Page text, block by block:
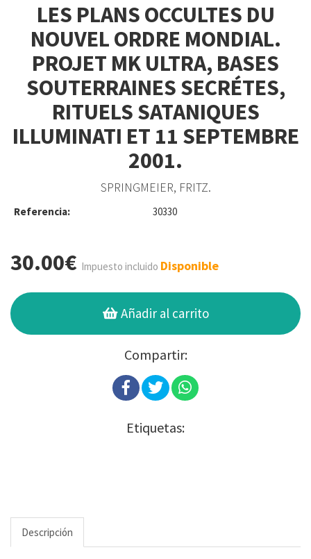
LES PLANS OCCULTES DU
NOUVEL ORDRE MONDIAL.
PROJET MK ULTRA, BASES
SOUTERRAINES SECRÉTES,
RITUELS SATANIQUES
ILLUMINATI ET 11 SEPTEMBRE
2001.
SPRINGMEIER, FRITZ.
Referencia: 30330
30.00€ Impuesto incluido Disponible
Añadir al carrito
Compartir:
Etiquetas:
Descripción